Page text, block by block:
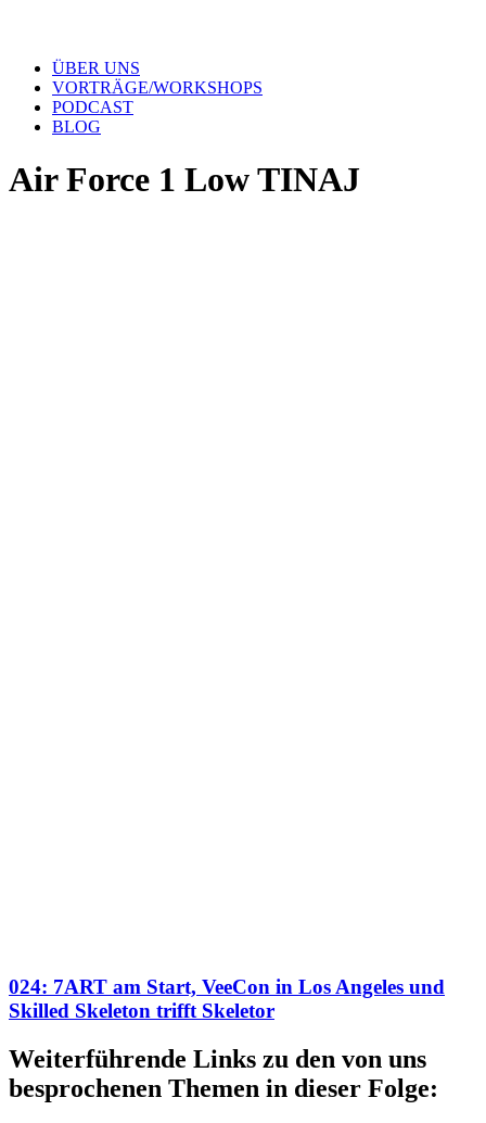
ÜBER UNS
VORTRÄGE/WORKSHOPS
PODCAST
BLOG
Air Force 1 Low TINAJ
024: 7ART am Start, VeeCon in Los Angeles und
Skilled Skeleton trifft Skeletor
Weiterführende Links zu den von uns
besprochenen Themen in dieser Folge: